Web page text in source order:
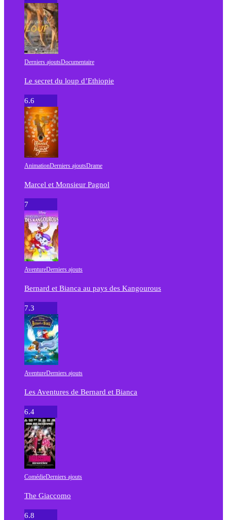
Derniers ajoutsDocumentaire
Le secret du loup d’Ethiopie
6.6
AnimationDerniers ajoutsDrame
Marcel et Monsieur Pagnol
7
AventureDerniers ajouts
Bernard et Bianca au pays des Kangourous
7.3
AventureDerniers ajouts
Les Aventures de Bernard et Bianca
6.4
ComédieDerniers ajouts
The Giaccomo
6.8